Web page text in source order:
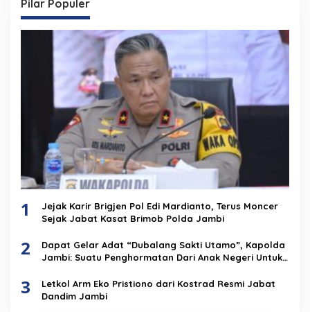
Pilar Populer
1
Jejak Karir Brigjen Pol Edi Mardianto, Terus Moncer
Sejak Jabat Kasat Brimob Polda Jambi
2
Dapat Gelar Adat “Dubalang Sakti Utamo”, Kapolda
Jambi: Suatu Penghormatan Dari Anak Negeri Untuk
3
Letkol Arm Eko Pristiono dari Kostrad Resmi Jabat
Dandim Jambi